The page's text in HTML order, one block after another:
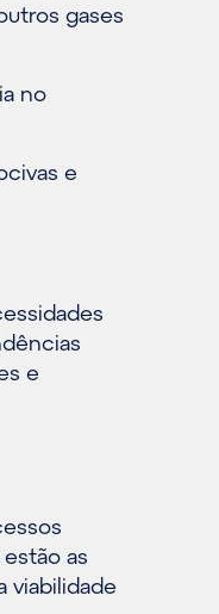
gases
no
e
e
as
viabilidade